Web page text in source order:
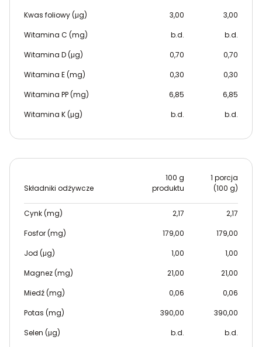
Kwas foliowy (μg)
3,00
3,00
Witamina C (mg)
b.d.
b.d.
Witamina D (μg)
0,70
0,70
Witamina E (mg)
0,30
0,30
Witamina PP (mg)
6,85
6,85
Witamina K (μg)
b.d. b.d.
Składniki odżywcze
100 g
produktu
1 porcja
(100 g)
Cynk (mg) 2,17
2,17
Fosfor (mg)
179,00
179,00
Jod (μg)
1,00
1,00
Magnez (mg)
21,00
21,00
Miedź (mg)
0,06
0,06
Potas (mg)
390,00
390,00
Selen (μg)
b.d.
b.d.